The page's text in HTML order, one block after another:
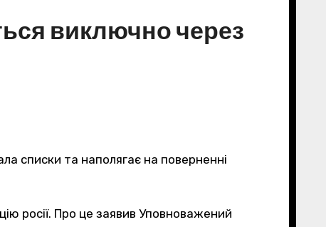
виключно через
списки та наполягає на поверненні